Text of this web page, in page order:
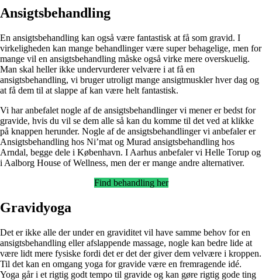
Ansigtsbehandling
En ansigtsbehandling kan også være fantastisk at få som gravid. I
virkeligheden kan mange behandlinger være super behagelige, men for
mange vil en ansigtsbehandling måske også virke mere overskuelig.
Man skal heller ikke undervurderer velvære i at få en
ansigtsbehandling, vi bruger utroligt mange ansigtmuskler hver dag og
at få dem til at slappe af kan være helt fantastisk.
Vi har anbefalet nogle af de ansigtsbehandlinger vi mener er bedst for
gravide, hvis du vil se dem alle så kan du komme til det ved at klikke
på knappen herunder. Nogle af de ansigtsbehandlinger vi anbefaler er
Ansigtsbehandling hos Ni’mat og Murad ansigtsbehandling hos
Arndal, begge dele i København. I Aarhus anbefaler vi Helle Torup og
i Aalborg House of Wellness, men der er mange andre alternativer.
Find behandling her
Gravidyoga
Det er ikke alle der under en graviditet vil have samme behov for en
ansigtsbehandling eller afslappende massage, nogle kan bedre lide at
være lidt mere fysiske fordi det er det der giver dem velvære i kroppen.
Til det kan en omgang yoga for gravide være en fremragende idé.
Yoga går i et rigtig godt tempo til gravide og kan gøre rigtig gode ting